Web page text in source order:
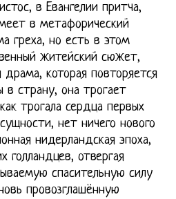
в Евангелии притча,
в метафорический
греха, но есть в этом
житейский сюжет,
драма, которая повторяется
в страну, она трогает
трогала сердца первых
нет ничего нового
нидерландская эпоха,
голландцев, отвергая
спасительную силу
провозглашённую